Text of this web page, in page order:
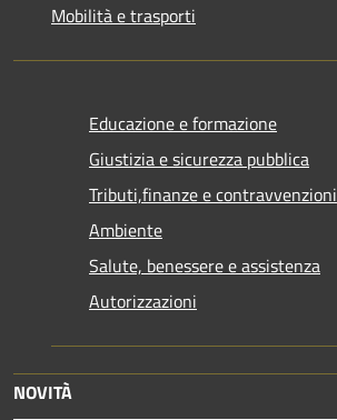
Mobilità e trasporti
Educazione e formazione
Giustizia e sicurezza pubblica
Tributi,finanze e contravvenzioni
Ambiente
Salute, benessere e assistenza
Autorizzazioni
NOVITÀ